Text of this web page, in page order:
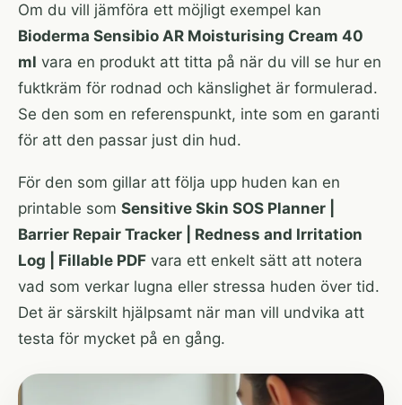
Om du vill jämföra ett möjligt exempel kan
Bioderma Sensibio AR Moisturising Cream 40
ml vara en produkt att titta på när du vill se hur en
fuktkräm för rodnad och känslighet är formulerad.
Se den som en referenspunkt, inte som en garanti
för att den passar just din hud.
För den som gillar att följa upp huden kan en
printable som Sensitive Skin SOS Planner |
Barrier Repair Tracker | Redness and Irritation
Log | Fillable PDF vara ett enkelt sätt att notera
vad som verkar lugna eller stressa huden över tid.
Det är särskilt hjälpsamt när man vill undvika att
testa för mycket på en gång.